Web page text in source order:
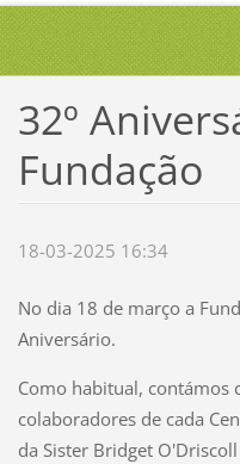
32º
Fundação
18-03-2025 16:34
No dia 18 de março a
Aniversário.
Como habitual, contámos
colaboradores de cada
da Sister Bridget